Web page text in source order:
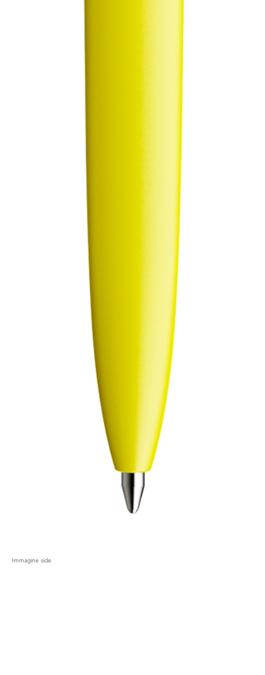
Immagine side